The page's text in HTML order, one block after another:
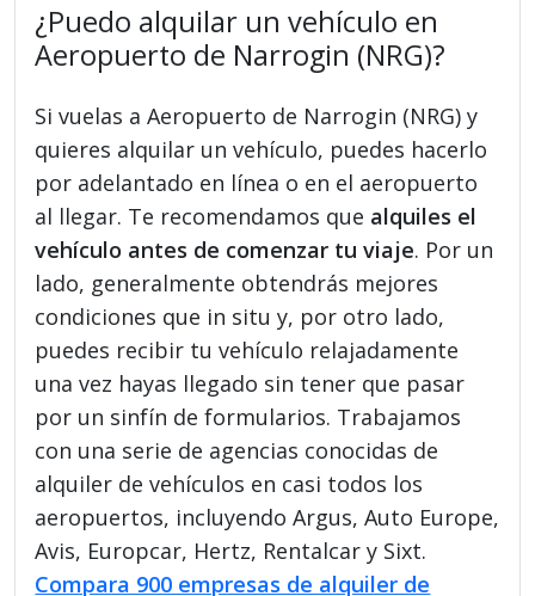
¿Puedo alquilar un vehículo en
Aeropuerto de Narrogin (NRG)?
Si vuelas a Aeropuerto de Narrogin (NRG) y
quieres alquilar un vehículo, puedes hacerlo
por adelantado en línea o en el aeropuerto
al llegar. Te recomendamos que alquiles el
vehículo antes de comenzar tu viaje. Por un
lado, generalmente obtendrás mejores
condiciones que in situ y, por otro lado,
puedes recibir tu vehículo relajadamente
una vez hayas llegado sin tener que pasar
por un sinfín de formularios. Trabajamos
con una serie de agencias conocidas de
alquiler de vehículos en casi todos los
aeropuertos, incluyendo Argus, Auto Europe,
Avis, Europcar, Hertz, Rentalcar y Sixt.
Compara 900 empresas de alquiler de